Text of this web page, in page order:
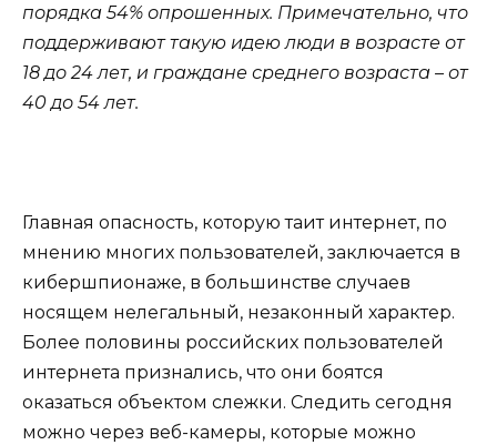
порядка 54% опрошенных. Примечательно, что
поддерживают такую идею люди в возрасте от
18 до 24 лет, и граждане среднего возраста – от
40 до 54 лет.
Главная опасность, которую таит интернет, по
мнению многих пользователей, заключается в
кибершпионаже, в большинстве случаев
носящем нелегальный, незаконный характер.
Более половины российских пользователей
интернета признались, что они боятся
оказаться объектом слежки. Следить сегодня
можно через веб-камеры, которые можно